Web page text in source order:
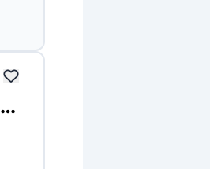
Storebox Wuppertal Elberfeld-Mitte